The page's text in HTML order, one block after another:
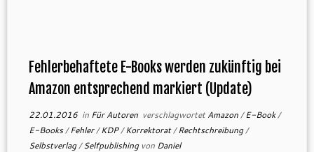
Fehlerbehaftete E-Books werden zukünftig bei
Amazon entsprechend markiert (Update)
22.01.2016in Für Autoren verschlagwortetAmazon/E-Book/
E-Books/Fehler/KDP/Korrektorat/Rechtschreibung/
Selbstverlag/Selfpublishing von Daniel